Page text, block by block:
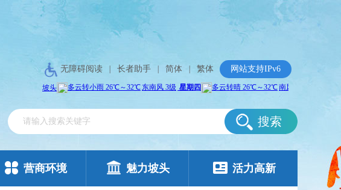
无障碍阅读 长者助手 简体 繁体 网站支持IPv6
搜索
营商环境 魅力坡头 活力高新